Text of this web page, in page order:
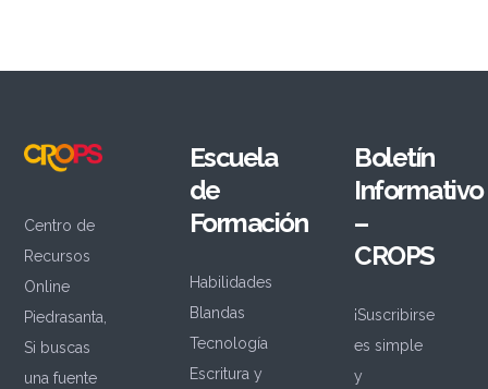
Centro de
Recursos
Online
Piedrasanta,
Si buscas
una fuente
Escuela
de
Formación
Habilidades
Blandas
Tecnología
Escritura y
Boletín
Informativo
–
CROPS
¡Suscribirse
es simple
y